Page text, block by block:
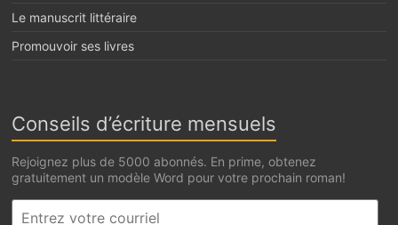
Le manuscrit littéraire
Promouvoir ses livres
Conseils d’écriture mensuels
Rejoignez plus de 5000 abonnés. En prime, obtenez
gratuitement un modèle Word pour votre prochain roman!